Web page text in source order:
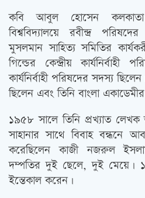
কবি আবুল হোসেন
বিশ্ববিদ্যালয়ে রবীন্দ্র
মুসলমান সাহিত্য সমিতির
গিল্ডের কেন্দ্রীয়
কার্যনির্বাহী পরিষদের সদস্য
ছিলেন এবং তিনি বাংলা
১৯৫৮ সালে তিনি প্রখ্যাত লেখক
সাহানার সাথে বিবাহ বন্ধনে
করেছিলেন কাজী নজরুল
দম্পতির দুই ছেলে, দুই মেয়ে।
ইন্তেকাল করেন।